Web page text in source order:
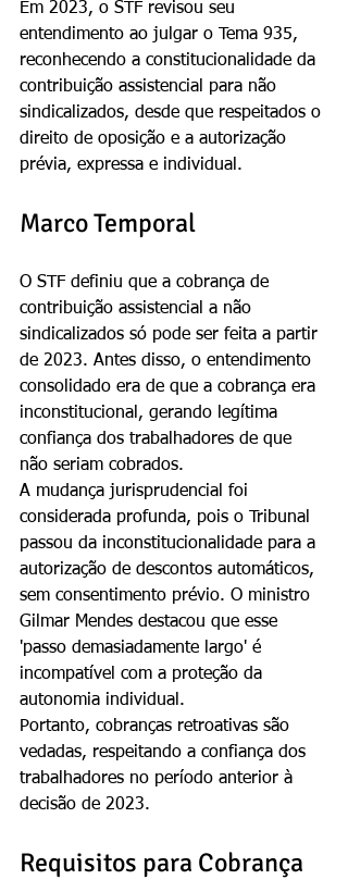
Em 2023, o STF revisou seu
entendimento ao julgar o Tema 935,
reconhecendo a constitucionalidade da
contribuição assistencial para não
sindicalizados, desde que respeitados o
direito de oposição e a autorização
prévia, expressa e individual.
Marco Temporal
O STF definiu que a cobrança de
contribuição assistencial a não
sindicalizados só pode ser feita a partir
de 2023. Antes disso, o entendimento
consolidado era de que a cobrança era
inconstitucional, gerando legítima
confiança dos trabalhadores de que
não seriam cobrados.
A mudança jurisprudencial foi
considerada profunda, pois o Tribunal
passou da inconstitucionalidade para a
autorização de descontos automáticos,
sem consentimento prévio. O ministro
Gilmar Mendes destacou que esse
'passo demasiadamente largo' é
incompatível com a proteção da
autonomia individual.
Portanto, cobranças retroativas são
vedadas, respeitando a confiança dos
trabalhadores no período anterior à
decisão de 2023.
Requisitos para Cobrança